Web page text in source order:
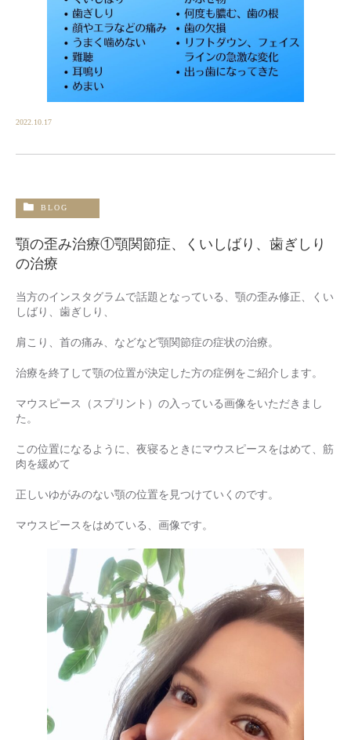
2022.10.17
BLOG
顎の歪み治療①顎関節症、くいしばり、歯ぎしり
の治療
当方のインスタグラムで話題となっている、顎の歪み修正、くい
しばり、歯ぎしり、
肩こり、首の痛み、などなど顎関節症の症状の治療。
治療を終了して顎の位置が決定した方の症例をご紹介します。
マウスピース（スプリント）の入っている画像をいただきまし
た。
この位置になるように、夜寝るときにマウスピースをはめて、筋
肉を緩めて
正しいゆがみのない顎の位置を見つけていくのです。
マウスピースをはめている、画像です。